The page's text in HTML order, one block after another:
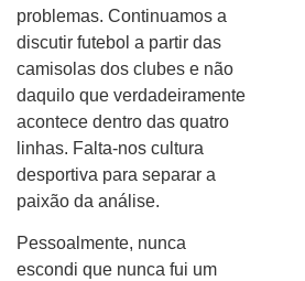
problemas. Continuamos a
discutir futebol a partir das
camisolas dos clubes e não
daquilo que verdadeiramente
acontece dentro das quatro
linhas. Falta-nos cultura
desportiva para separar a
paixão da análise.
Pessoalmente, nunca
escondi que nunca fui um